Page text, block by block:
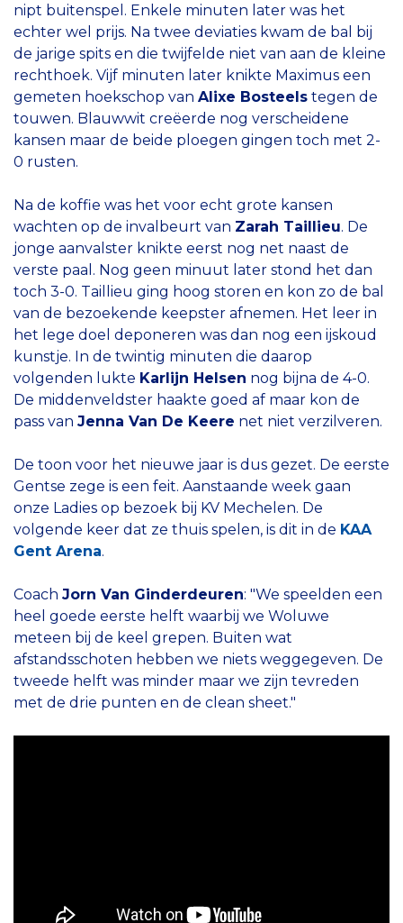
nipt buitenspel. Enkele minuten later was het
echter wel prijs. Na twee deviaties kwam de bal bij
de jarige spits en die twijfelde niet van aan de kleine
rechthoek. Vijf minuten later knikte Maximus een
gemeten hoekschop van Alixe Bosteels tegen de
touwen. Blauwwit creëerde nog verscheidene
kansen maar de beide ploegen gingen toch met 2-
0 rusten.
Na de koffie was het voor echt grote kansen
wachten op de invalbeurt van Zarah Taillieu. De
jonge aanvalster knikte eerst nog net naast de
verste paal. Nog geen minuut later stond het dan
toch 3-0. Taillieu ging hoog storen en kon zo de bal
van de bezoekende keepster afnemen. Het leer in
het lege doel deponeren was dan nog een ijskoud
kunstje. In de twintig minuten die daarop
volgenden lukte Karlijn Helsen nog bijna de 4-0.
De middenveldster haakte goed af maar kon de
pass van Jenna Van De Keere net niet verzilveren.
De toon voor het nieuwe jaar is dus gezet. De eerste
Gentse zege is een feit. Aanstaande week gaan
onze Ladies op bezoek bij KV Mechelen. De
volgende keer dat ze thuis spelen, is dit in de KAA
Gent Arena.
Coach Jorn Van Ginderdeuren: "We speelden een
heel goede eerste helft waarbij we Woluwe
meteen bij de keel grepen. Buiten wat
afstandsschoten hebben we niets weggegeven. De
tweede helft was minder maar we zijn tevreden
met de drie punten en de clean sheet."